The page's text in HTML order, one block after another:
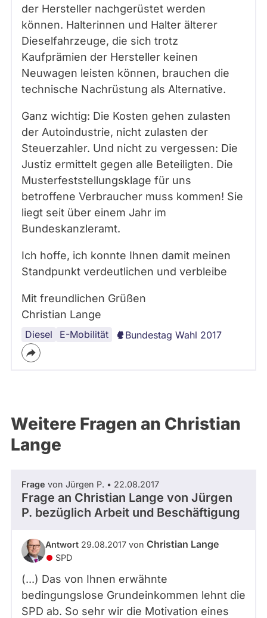
der Hersteller nachgerüstet werden
können. Halterinnen und Halter älterer
Dieselfahrzeuge, die sich trotz
Kaufprämien der Hersteller keinen
Neuwagen leisten können, brauchen die
technische Nachrüstung als Alternative.
Ganz wichtig: Die Kosten gehen zulasten
der Autoindustrie, nicht zulasten der
Steuerzahler. Und nicht zu vergessen: Die
Justiz ermittelt gegen alle Beteiligten. Die
Musterfeststellungsklage für uns
betroffene Verbraucher muss kommen! Sie
liegt seit über einem Jahr im
Bundeskanzleramt.
Ich hoffe, ich konnte Ihnen damit meinen
Standpunkt verdeutlichen und verbleibe
Mit freundlichen Grüßen
Christian Lange
Diesel E-Mobilität Bundestag Wahl 2017
Weitere Fragen an Christian
Lange
Frage von Jürgen P. • 22.08.2017
Frage an Christian Lange von Jürgen
P. bezüglich Arbeit und Beschäftigung
Antwort 29.08.2017 von Christian Lange
SPD
(...) Das von Ihnen erwähnte
bedingungslose Grundeinkommen lehnt die
SPD ab. So sehr wir die Motivation eines